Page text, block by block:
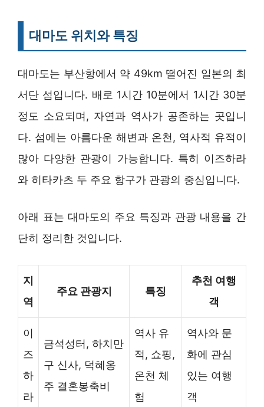
대마도 위치와 특징
대마도는 부산항에서 약 49km 떨어진 일본의 최
서단 섬입니다. 배로 1시간 10분에서 1시간 30분
정도 소요되며, 자연과 역사가 공존하는 곳입니
다. 섬에는 아름다운 해변과 온천, 역사적 유적이
많아 다양한 관광이 가능합니다. 특히 이즈하라
와 히타카츠 두 주요 항구가 관광의 중심입니다.
아래 표는 대마도의 주요 특징과 관광 내용을 간
단히 정리한 것입니다.
지
역
주요 관광지 특징
추천 여행
객
이
즈
하
라
금석성터, 하치만
구 신사, 덕혜옹
주 결혼봉축비
역사 유
적, 쇼핑,
온천 체
험
역사와 문
화에 관심
있는 여행
객